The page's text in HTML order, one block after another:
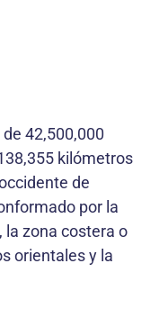
42,500,000
kilómetros
de
por la
la zona costera o
orientales y la